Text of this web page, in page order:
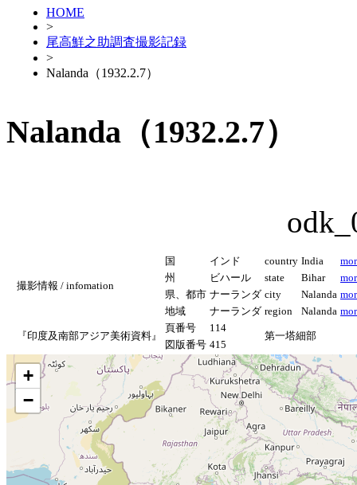
HOME
>
尾高鮮之助調査撮影記録
>
Nalanda（1932.2.7）
Nalanda（1932.2.7）
撮影情報 / infomation
国 インド country India
州
ビハール state Bihar
県、都市 ナーランダ city Nalanda
地域
ナーランダ region Nalanda
『印度及南部アジア美術資料』
頁番号 114
第一塔細部
図版番号 415
+
−